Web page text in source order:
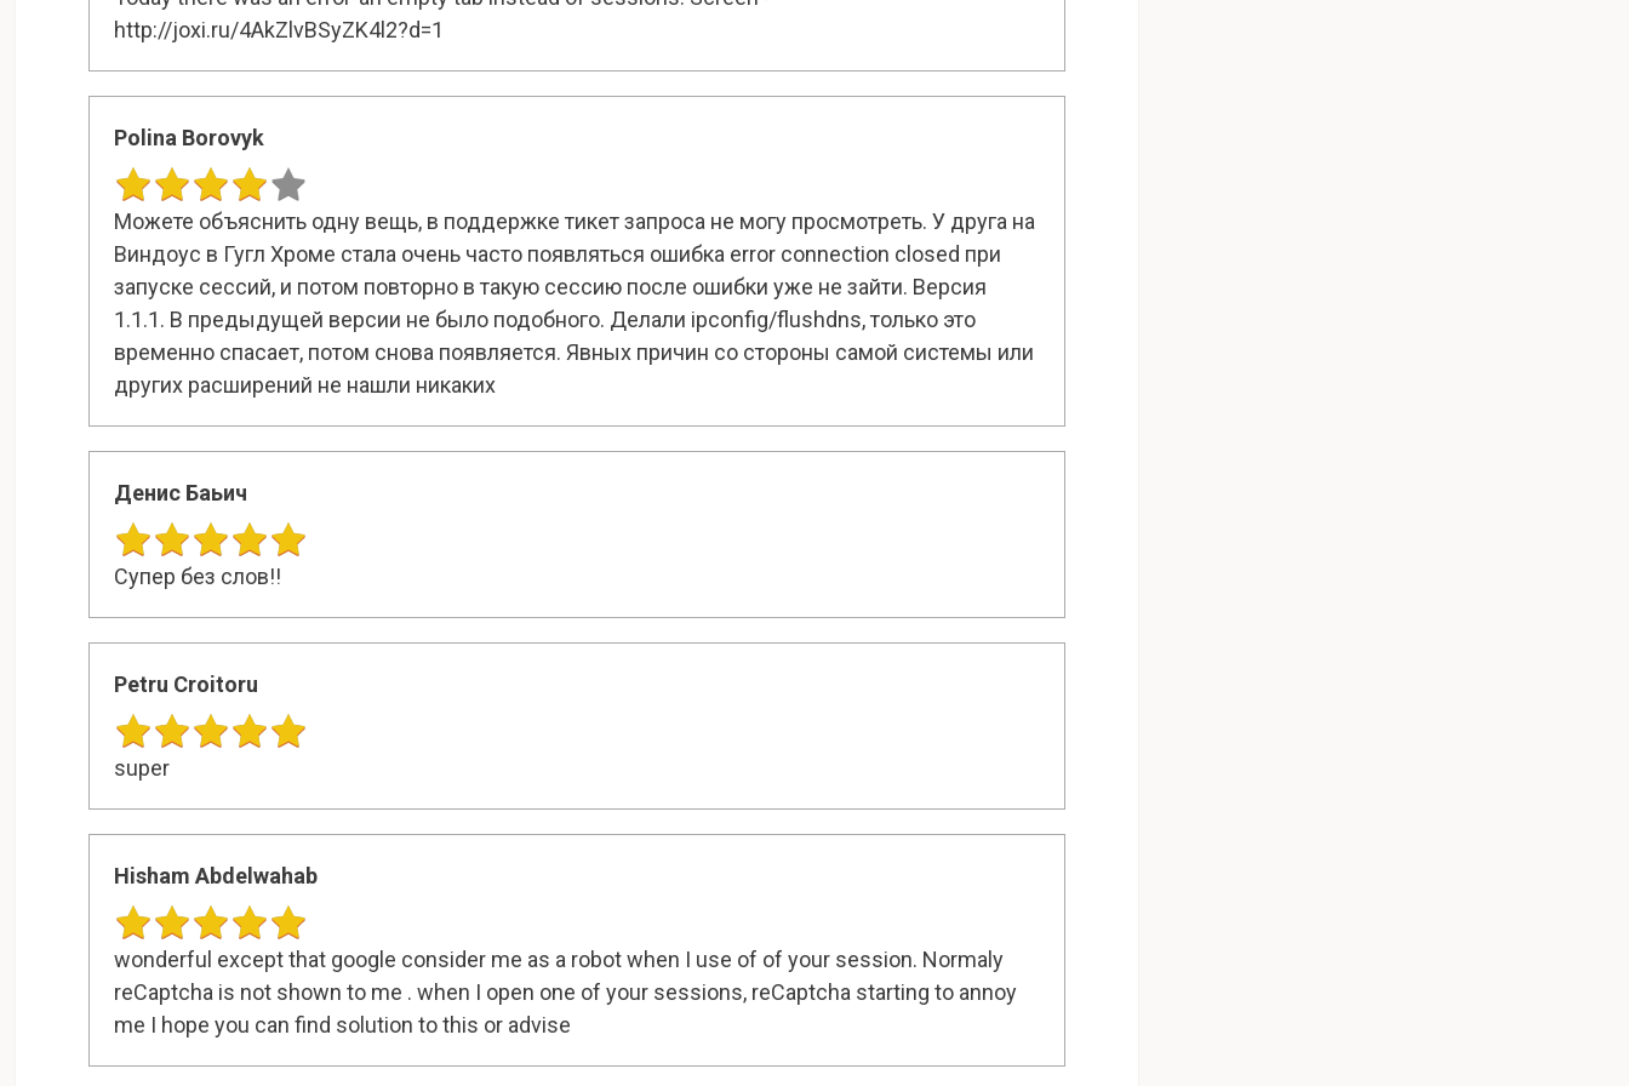
http://joxi.ru/4AkZlvBSyZK4l2?d=1
Polina Borovyk
Можете объяснить одну вещь, в поддержке тикет запроса не могу просмотреть. У друга на
Виндоус в Гугл Хроме стала очень часто появляться ошибка error connection closed при
запуске сессий, и потом повторно в такую сессию после ошибки уже не зайти. Версия
1.1.1. В предыдущей версии не было подобного. Делали ipconfig/flushdns, только это
временно спасает, потом снова появляется. Явных причин со стороны самой системы или
других расширений не нашли никаких
Денис Баьич
Супер без слов!!
Petru Croitoru
super
Hisham Abdelwahab
wonderful except that google consider me as a robot when I use of of your session. Normaly
reCaptcha is not shown to me . when I open one of your sessions, reCaptcha starting to annoy
me I hope you can find solution to this or advise